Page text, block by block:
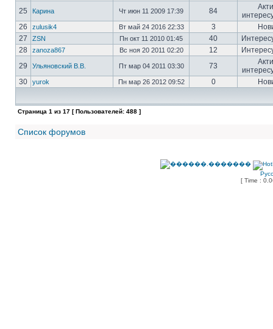
25
Карина Чт июн 11 2009 17:39 84
26
zulusik4 Вт май 24 2016 22:33 3
27
ZSN Пн окт 11 2010 01:45 40
28
zanoza867 Вс ноя 20 2011 02:20 12
29
Ульяновский В.В. Пт мар 04 2011 03:30 73
30
yurok Пн мар 26 2012 09:52 0
Страница 1 из 17 [ Пользователей: 488 ]
Список форумов
[ Time :